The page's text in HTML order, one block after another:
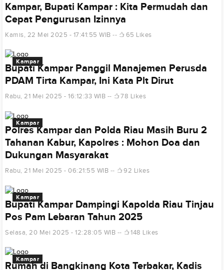
Kampar, Bupati Kampar : Kita Permudah dan
Cepat Pengurusan Izinnya
Kamis, 22 Mei 2025 - 17:41:55 WIB 65 Likes
Kampar
Bupati Kampar Panggil Manajemen Perusda
PDAM Tirta Kampar, Ini Kata Plt Dirut
Rabu, 21 Mei 2025 - 16:12:33 WIB 78 Likes
Kampar
Polres Kampar dan Polda Riau Masih Buru 2
Tahanan Kabur, Kapolres : Mohon Doa dan
Dukungan Masyarakat
Rabu, 21 Mei 2025 - 06:21:55 WIB 92 Likes
Kampar
Bupati Kampar Dampingi Kapolda Riau Tinjau
Pos Pam Lebaran Tahun 2025
Selasa, 20 Mei 2025 - 12:28:05 WIB 148 Likes
Kampar
Rumah di Bangkinang Kota Terbakar, Kadis